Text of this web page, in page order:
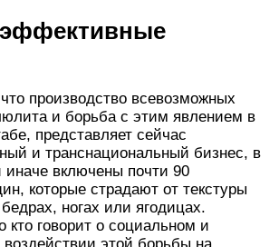
производство всевозможных
и борьба с этим явлением в
представляет сейчас
и транснациональный бизнес, в
иначе включены почти 90
которые страдают от текстуры
ногах или ягодицах.
говорит о социальном и
этой борьбы на